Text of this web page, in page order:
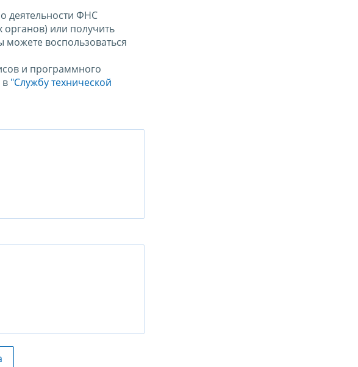
деятельности ФНС
или получить
воспользоваться
и программного
"Службу технической